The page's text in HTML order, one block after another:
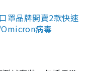
罩品牌開賣2款快速
病毒